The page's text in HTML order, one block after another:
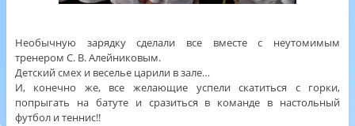
Необычную зарядку сделали все вместе с неутомимым
тренером С. В. Алейниковым.
Детский смех и веселье царили в зале…
И, конечно же, все желающие успели скатиться с горки,
попрыгать на батуте и сразиться в команде в настольный
футбол и теннис!!